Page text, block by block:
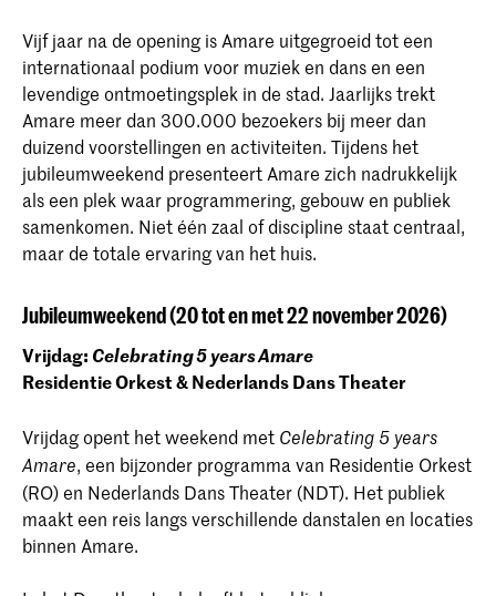
Vijf jaar na de opening is Amare uitgegroeid tot een
internationaal podium voor muziek en dans en een
levendige ontmoetingsplek in de stad. Jaarlijks trekt
Amare meer dan 300.000 bezoekers bij meer dan
duizend voorstellingen en activiteiten. Tijdens het
jubileumweekend presenteert Amare zich nadrukkelijk
als een plek waar programmering, gebouw en publiek
samenkomen. Niet één zaal of discipline staat centraal,
maar de totale ervaring van het huis.
Jubileumweekend (20 tot en met 22 november 2026)
Vrijdag: Celebrating 5 years Amare
Residentie Orkest & Nederlands Dans Theater
Vrijdag opent het weekend met Celebrating 5 years
Amare, een bijzonder programma van Residentie Orkest
(RO) en Nederlands Dans Theater (NDT). Het publiek
maakt een reis langs verschillende danstalen en locaties
binnen Amare.